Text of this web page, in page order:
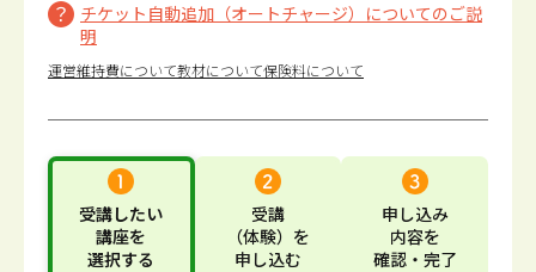
チケット自動追加（オートチャージ）についてのご説
明
運営維持費について教材について保険料について
受講したい
講座を
選択する
受講
（体験） を
申し込む
申し込み
内容を
確認・完了